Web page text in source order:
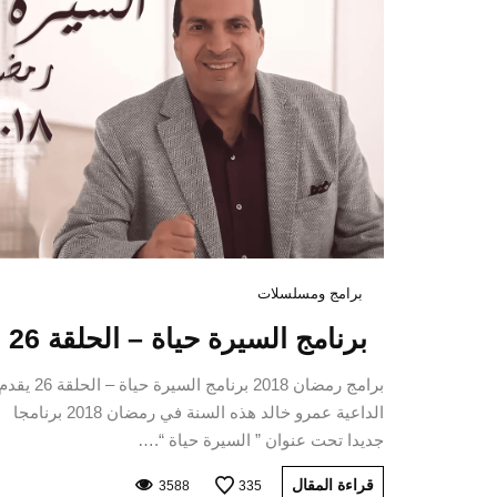
برامج ومسلسلات
برنامج السيرة حياة – الحلقة 26
برامج رمضان 2018 برنامج السيرة حياة –
الداعية عمرو خالد هذه السنة في رمضان 2018 برنامجا
جديدا تحت عنوان ” السيرة حياة “.…
قراءة المقال 335
3588